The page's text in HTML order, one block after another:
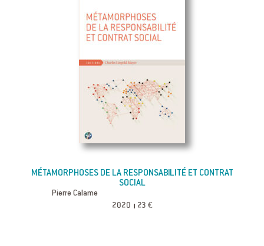
MÉTAMORPHOSES DE LA RESPONSABILITÉ ET CONTRAT
SOCIAL
Pierre Calame
2020 23 €